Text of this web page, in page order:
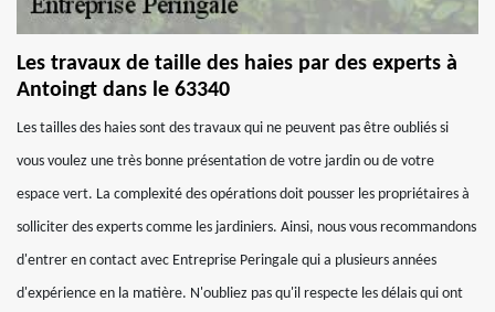
Les travaux de taille des haies par des experts à
Antoingt dans le 63340
Les tailles des haies sont des travaux qui ne peuvent pas être oubliés si
vous voulez une très bonne présentation de votre jardin ou de votre
espace vert. La complexité des opérations doit pousser les propriétaires à
solliciter des experts comme les jardiniers. Ainsi, nous vous recommandons
d'entrer en contact avec Entreprise Peringale qui a plusieurs années
d'expérience en la matière. N'oubliez pas qu'il respecte les délais qui ont